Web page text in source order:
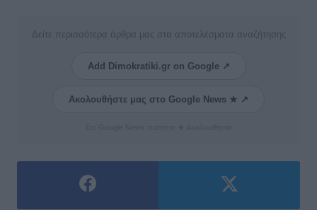
Δείτε περισσότερα άρθρα μας στα αποτελέσματα αναζήτησης
Add Dimokratiki.gr on Google ↗
Ακολουθήστε μας στο Google News ★ ↗